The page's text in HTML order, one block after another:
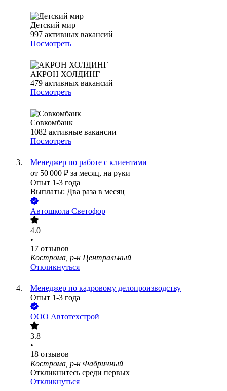
Детский мир
997 активных вакансий
Посмотреть
АКРОН ХОЛДИНГ
479 активных вакансий
Посмотреть
Совкомбанк
1082 активные вакансии
Посмотреть
Менеджер по работе с клиентами
от 50 000 ₽ за месяц, на руки
Опыт 1-3 года
Выплаты: Два раза в месяц
Автошкола Светофор
4.0
•
17 отзывов
Кострома, р-н Центральный
Откликнуться
Менеджер по кадровому делопроизводству
Опыт 1-3 года
ООО Автотехстрой
3.8
•
18 отзывов
Кострома, р-н Фабричный
Откликнитесь среди первых
Откликнуться